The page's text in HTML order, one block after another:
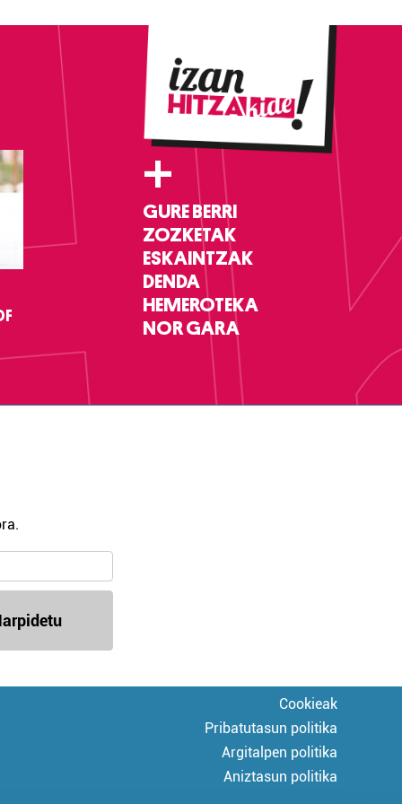
+
GURE BERRI
ZOZKETAK
ESKAINTZAK
DENDA
HEMEROTEKA
NOR GARA
Cookieak
Pribatutasun politika
Argitalpen politika
Aniztasun politika